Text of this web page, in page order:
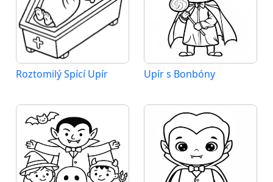
Roztomilý Spící Upír Upír s Bonbóny